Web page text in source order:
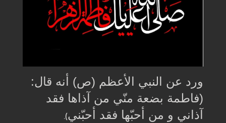
ورد عن النبي الأعظم (ص) أنه قال:
(فاطمة بضعة منّي من آذاها فقد
آذاني و من أحبّها فقد أحبّني).